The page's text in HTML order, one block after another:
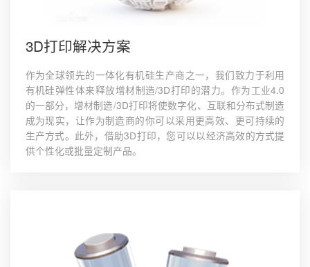
3D打印解决方案
作为全球领先的一体化有机硅生产商之一，我们致力于利用
有机硅弹性体来释放增材制造/3D打印的潜力。作为工业4.0
的一部分，增材制造/3D打印将使数字化、互联和分布式制造
成为现实，让作为制造商的你可以采用更高效、更可持续的
生产方式。此外，借助3D打印，您可以以经济高效的方式提
供个性化或批量定制产品。